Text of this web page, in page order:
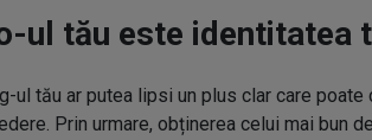
ul tău este identitatea
ul tău ar putea lipsi un plus clar care
Prin urmare, obținerea celui mai bun